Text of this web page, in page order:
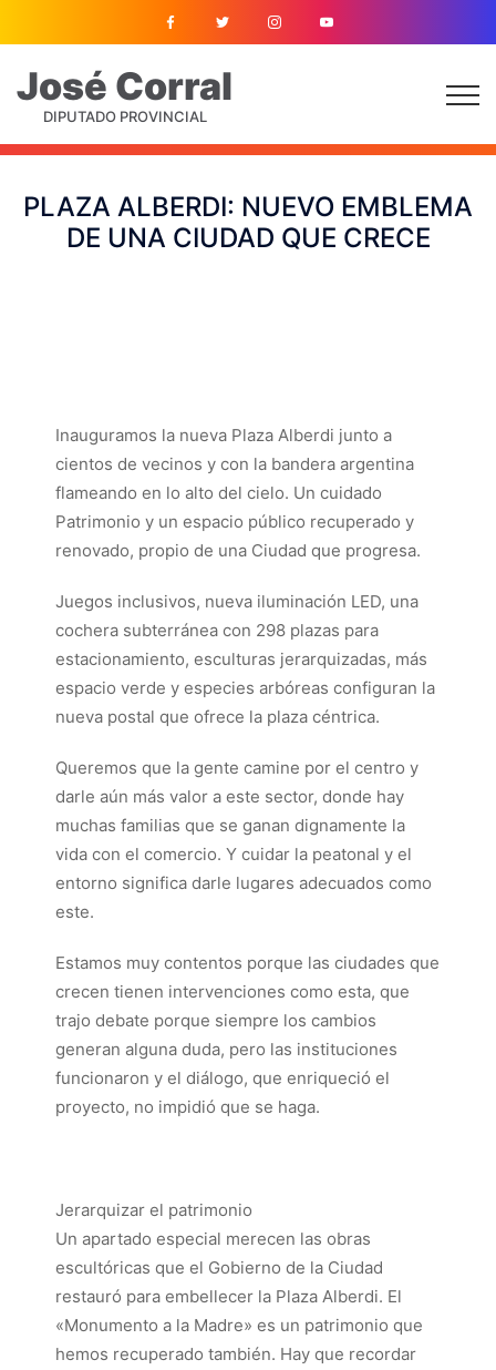
José Corral
DIPUTADO PROVINCIAL
PLAZA ALBERDI: NUEVO EMBLEMA
DE UNA CIUDAD QUE CRECE
Inauguramos la nueva Plaza Alberdi junto a
cientos de vecinos y con la bandera argentina
flameando en lo alto del cielo. Un cuidado
Patrimonio y un espacio público recuperado y
renovado, propio de una Ciudad que progresa.
Juegos inclusivos, nueva iluminación LED, una
cochera subterránea con 298 plazas para
estacionamiento, esculturas jerarquizadas, más
espacio verde y especies arbóreas configuran la
nueva postal que ofrece la plaza céntrica.
Queremos que la gente camine por el centro y
darle aún más valor a este sector, donde hay
muchas familias que se ganan dignamente la
vida con el comercio. Y cuidar la peatonal y el
entorno significa darle lugares adecuados como
este.
Estamos muy contentos porque las ciudades que
crecen tienen intervenciones como esta, que
trajo debate porque siempre los cambios
generan alguna duda, pero las instituciones
funcionaron y el diálogo, que enriqueció el
proyecto, no impidió que se haga.
Jerarquizar el patrimonio
Un apartado especial merecen las obras
escultóricas que el Gobierno de la Ciudad
restauró para embellecer la Plaza Alberdi. El
«Monumento a la Madre» es un patrimonio que
hemos recuperado también. Hay que recordar